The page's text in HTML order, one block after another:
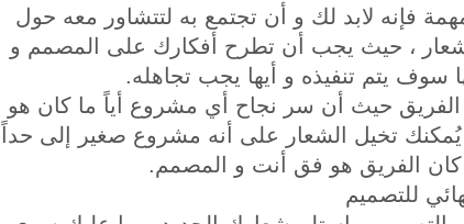
فإنه لابد لك و أن تجتمع به لتتشاور معه حول
، حيث يجب أن تطرح أفكارك على المصمم و
سوف يتم تنفيذه و أيها يجب تجاهله.
حيث أن سر نجاح أي مشروع أياً ما كان هو
يُمكنك تخيل الشعار على أنه مشروع صغير إلى حداً
الفريق هو فق أنت و المصمم.